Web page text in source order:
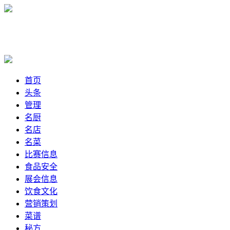
首页
头条
管理
名厨
名店
名菜
比赛信息
食品安全
展会信息
饮食文化
营销策划
菜谱
秘方